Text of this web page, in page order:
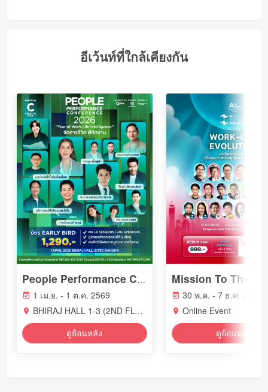
อีเว้นท์ที่ใกล้เคียงกัน
People Performance Conference (PPC2026) - YEAR OF WORK LIFE INTELLIGENCE
1 เม.ย. - 1 ต.ค. 2569
BHIRAJ HALL 1-3 (2ND FLOOR) BITEC BANGNA
ดูย้อนหลัง
30 พ.ค. - 7 ธ.ค. 2569
Online Event
ดูย้อนหลัง